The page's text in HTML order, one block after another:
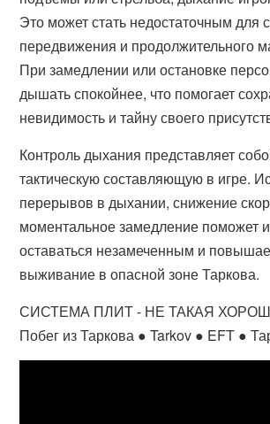
Это может стать недостаточным для
передвижения и продолжительного
При замедлении или остановке
дышать спокойнее, что помогает
невидимость и тайну своего
Контроль дыхания представляет
тактическую составляющую в игре.
перерывов в дыхании, снижение
моментальное замедление поможет
оставаться незамеченным и
выживание в опасной зоне Таркова.
СИСТЕМА ПЛИТ - НЕ ТАКАЯ
Побег из Таркова ● Tarkov ● EFT ●